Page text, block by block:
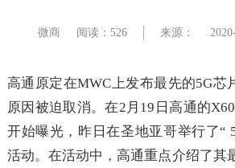
微商 阅读：526 来源：
高通原定在MWC上发布最先的5G芯
原因被迫取消。在2月19日高通的
开始曝光，昨日在圣地亚哥举行了“
活动。在活动中，高通重点介绍了其